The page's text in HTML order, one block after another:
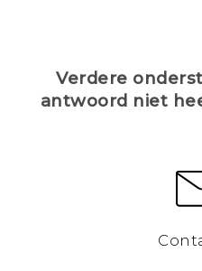
Verdere
antwoord niet